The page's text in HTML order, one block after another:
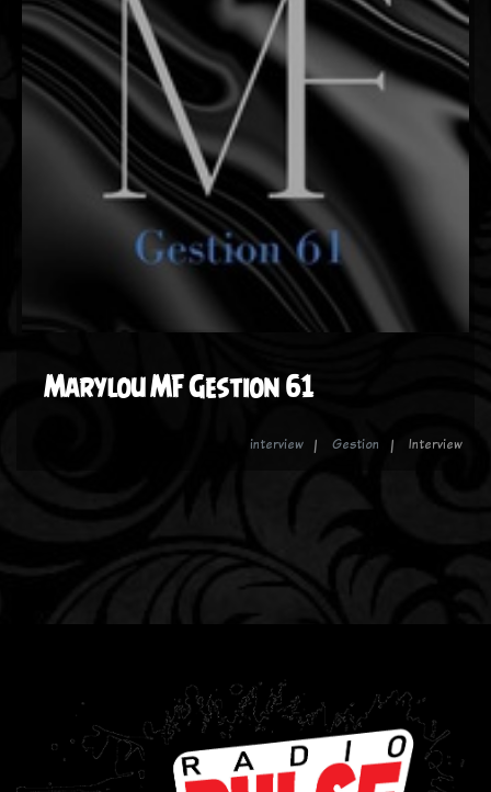
Marylou MF Gestion 61
interview Gestion Interview